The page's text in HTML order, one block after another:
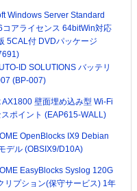
Windows Server Standard
コアライセンス 64bitWin対応
5CAL付 DVDパッケージ
ID SOLUTIONS バッテリ
(BP-007)
AX1800 壁面埋め込み型 Wi-Fi
ポイント (EAP615-WALL)
OpenBlocks IX9 Debian
デル (OBSIX9/D10A)
EasyBlocks Syslog 120G
リプション(保守サービス) 1年